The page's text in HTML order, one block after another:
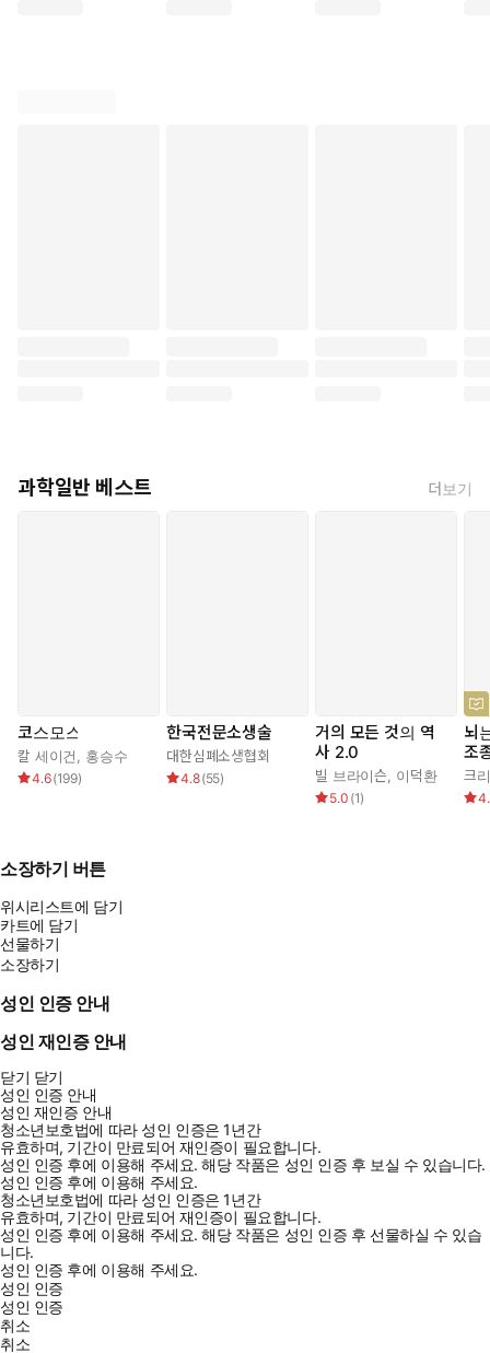
과학일반 베스트 더보기
코스모스
칼 세이건, 홍승수
4.6(199)
한국전문소생술
대한심폐소생협회
4.8(55)
거의 모든 것의 역
사 2.0
빌 브라이슨, 이덕환
5.0 (1)
뇌
조
크
소장하기 버튼
위시리스트에 담기
카트에 담기
선물하기
소장하기
성인 인증 안내
성인 재인증 안내
닫기 닫기
성인 인증 안내
성인 재인증 안내
청소년보호법에 따라 성인 인증은 1년간
유효하며, 기간이 만료되어 재인증이 필요합니다.
성인 인증 후에 이용해 주세요.해당 작품은 성인 인증 후 보실 수 있습니다.
성인 인증 후에 이용해 주세요.
청소년보호법에 따라 성인 인증은 1년간
유효하며, 기간이 만료되어 재인증이 필요합니다.
성인 인증 후에 이용해 주세요.해당 작품은 성인 인증 후 선물하실 수 있습
니다.
성인 인증 후에 이용해 주세요.
성인 인증
성인 인증
취소
취소